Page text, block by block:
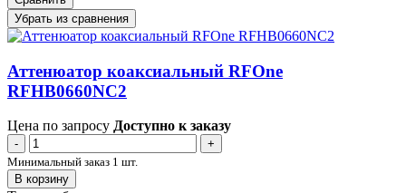
Убрать из сравнения
Аттенюатор коаксиальный RFOne
RFHB0660NC2
Цена по запросу Доступно к заказу
-
+
Минимальный заказ 1 шт.
В корзину